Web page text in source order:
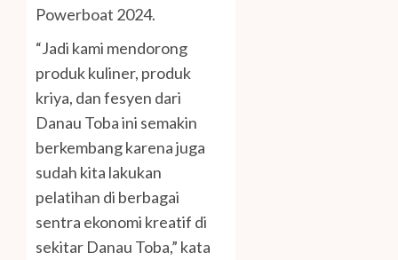
Powerboat 2024.
“Jadi kami mendorong
produk kuliner, produk
kriya, dan fesyen dari
Danau Toba ini semakin
berkembang karena juga
sudah kita lakukan
pelatihan di berbagai
sentra ekonomi kreatif di
sekitar Danau Toba,” kata